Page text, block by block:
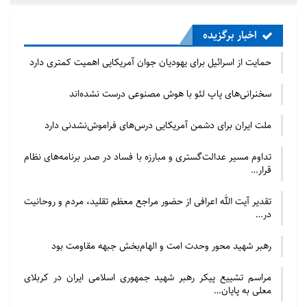
ارتفاعات لاذقیه همچون شیر به مبارزه با تروریست ها
پرداخت و نیروهای ارتشی و مردم بیگناه را که در دام آنها
افتاده بوده رها ساخت.
تاریخ گواه آن است که فرزندان شجاع و ایثارگر ضامن تدوام
حیات ملت ها و کشورها هستند. ما به عنوان ملتی با تاریخ
طولانی به از خودگذشتگی های پادشاهان، سرداران،
حاکمان و عالمان روحانی خود مباهات می کنیم. کسانیکه
زندگی خود را فدای ارزشهای روحانی و باورهای ملت خود
کرده اند میراث دار جاودانگی شده اند. جاودانه است کسی
که با ایمان زندگی و تلاش کرده وحیات خود را وقف دفاع از
حقوق میهن و مردمش می کند. حیات قهرمانانی که با
چنین ایمانی زندگی و تلاش کرده اند ستونی استوار برای
هستی بوده است.
اخبار برگزیده
حمایت از اسرائیل برای یهودیان جوان آمریکایی اهمیت کمتری دارد
سخنرانی‌های پاپ لئو با هوش مصنوعی درست نشده‌اند
ملت ایران برای دشمن آمریکایی درس‌های فراموش‌نشدنی دارد
تداوم مسیر عدالت‌گستری و مبارزه با فساد در صدر برنامه‌های نظام
قرار…
تقدیر آیت الله اعرافی از حضور مراجع معظم تقلید، مردم و روحانیت
در…
رهبر شهید محور وحدت امت و الهام‌بخش جبهه مقاومت بود
مراسم تشییع پیکر رهبر شهید جمهوری اسلامی ایران در کربلای
معلی به پایان…